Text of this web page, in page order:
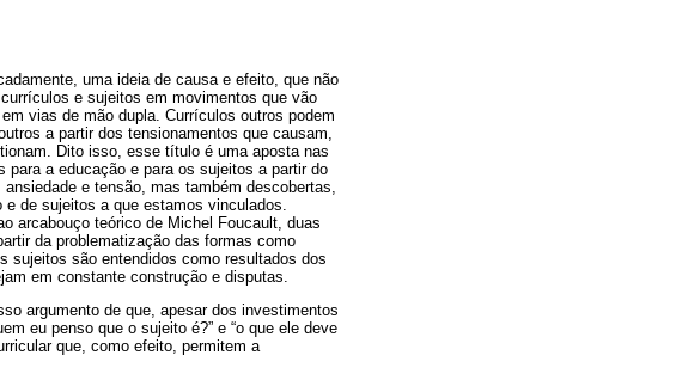
uma ideia de causa e efeito, que não
e sujeitos em movimentos que vão
vias de mão dupla. Currículos outros podem
a partir dos tensionamentos que causam,
Dito isso, esse título é uma aposta nas
a educação e para os sujeitos a partir do
e tensão, mas também descobertas,
de sujeitos a que estamos vinculados.
arcabouço teórico de Michel Foucault, duas
da problematização das formas como
sujeitos são entendidos como resultados dos
em constante construção e disputas.
argumento de que, apesar dos investimentos
eu penso que o sujeito é?” e “o que ele deve
que, como efeito, permitem a